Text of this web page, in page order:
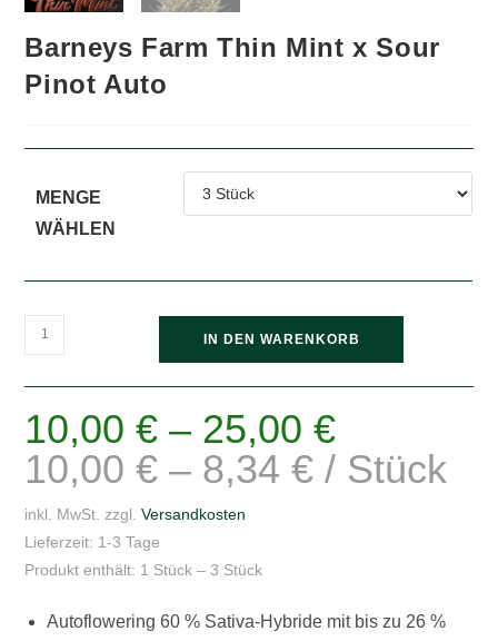
Barneys Farm Thin Mint x Sour
Pinot Auto
MENGE
WÄHLEN
Barneys
Farm
Thin
x
Sour
Auto
Menge
IN DEN WARENKORB
10,00€ – 25,00€
10,00€ – 8,34€ / Stück
inkl. MwSt. zzgl.Versandkosten
Lieferzeit: 1-3 Tage
Produkt enthält: 1 Stück – 3 Stück
Autoflowering 60 % Sativa-Hybride mit bis zu 26 %